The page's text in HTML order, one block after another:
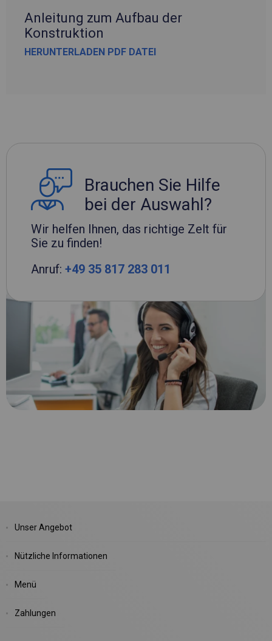
Anleitung zum Aufbau der
Konstruktion
HERUNTERLADEN PDF DATEI
Brauchen Sie Hilfe
bei der Auswahl?
Wir helfen Ihnen, das richtige Zelt für
Sie zu finden!
Anruf: +49 35 817 283 011
Unser Angebot
Nützliche Informationen
Menü
Zahlungen